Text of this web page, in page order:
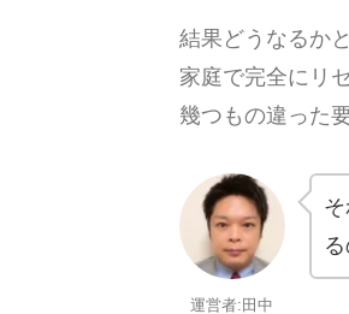
結果どうなるか
家庭で完全にリ
幾つもの違った
運営者:田中